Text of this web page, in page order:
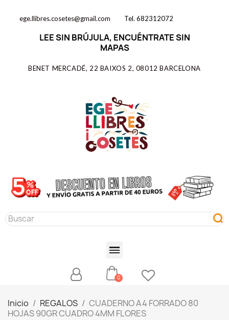
ege.llibres.cosetes@gmail.com Tel. 682312072
LEE SIN BRÚJULA, ENCUÉNTRATE SIN
MAPAS
BENET MERCADÉ, 22 BAIXOS 2, 08012 BARCELONA
Inicio REGALOS
CUADERNO A4 FORRADO 80
HOJAS 90GR CUADRO 4MM FLORES